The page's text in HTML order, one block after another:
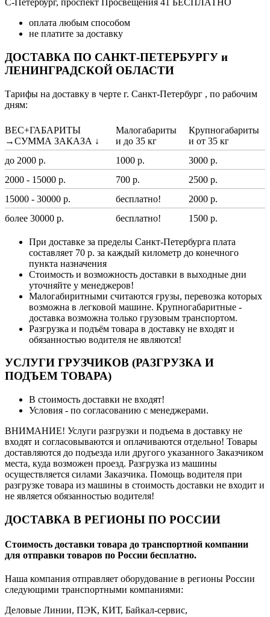
С-Петербург, проспект Просвещения 41 БЕСПЛАТНО
оплата любым способом
не платите за доставку
ДОСТАВКА ПО САНКТ-ПЕТЕРБУРГУ и
ЛЕНИНГРАДСКОЙ ОБЛАСТИ
Тарифы на доставку в черте г. Санкт-Петербург , по рабочим
дням:
ВЕС+ГАБАРИТЫ
→СУММА ЗАКАЗА ↓
Малогабариты
и до 35 кг
Крупногабариты
и от 35 кг
до 2000 р.
1000 р.
3000 р.
2000 - 15000 р.
700 р.
2500 р.
15000 - 30000 р.
бесплатно!
2000 р.
более 30000 р.
бесплатно! 1500 р.
При доставке за пределы Санкт-Петербурга плата
составляет 70 р. за каждый километр до конечного
пункта назначения
Стоимость и возможность доставки в выходные дни
уточняйте у менеджеров!
Малогабиритными считаются грузы, перевозка которых
возможна в легковой машине. Крупногабаритные -
доставка возможна только грузовым транспортом.
Разгрузка и подъём товара в доставку не входят и
обязанностью водителя не являются!
УСЛУГИ ГРУЗЧИКОВ (РАЗГРУЗКА И
ПОДЪЕМ ТОВАРА)
В стоимость доставки не входят!
Условия - по согласованию с менеджерами.
ВНИМАНИЕ! Услуги разгрузки и подъема в доставку не
входят и согласовываются и оплачиваются отдельно! Товары
доставляются до подъезда или другого указанного Заказчиком
места, куда возможен проезд. Разгрузка из машины
осуществляется силами Заказчика. Помощь водителя при
разгрузке товара из машины в стоимость доставки не входит и
не является обязанностью водителя!
ДОСТАВКА В РЕГИОНЫ ПО РОССИИ
Стоимость доставки товара до транспортной компании
для отправки товаров по России бесплатно.
Наша компания отправляет оборудование в регионы России
следующими транспортными компаниями:
Деловые Линии, ПЭК, КИТ, Байкал-сервис,